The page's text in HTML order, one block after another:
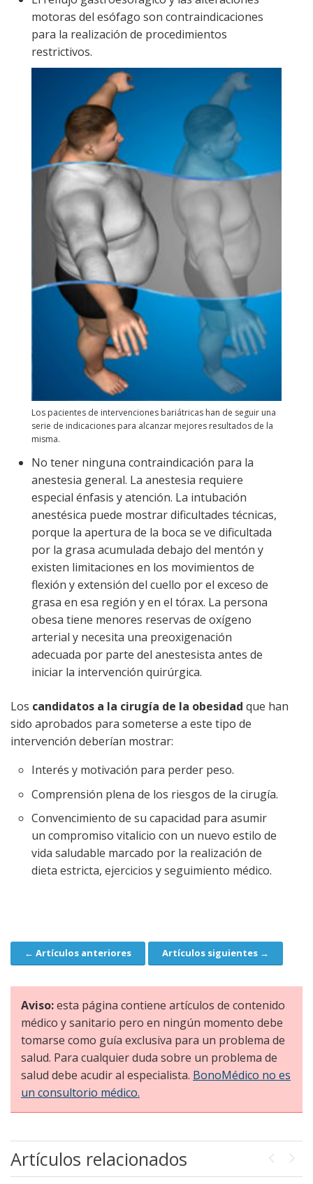
motoras del esófago son contraindicaciones
para la realización de procedimientos
restrictivos.
Los pacientes de intervenciones bariátricas han de seguir una
serie de indicaciones para alcanzar mejores resultados de la
misma.
No tener ninguna contraindicación para la
anestesia general. La anestesia requiere
especial énfasis y atención. La intubación
anestésica puede mostrar dificultades técnicas,
porque la apertura de la boca se ve dificultada
por la grasa acumulada debajo del mentón y
existen limitaciones en los movimientos de
flexión y extensión del cuello por el exceso de
grasa en esa región y en el tórax. La persona
obesa tiene menores reservas de oxígeno
arterial y necesita una preoxigenación
adecuada por parte del anestesista antes de
iniciar la intervención quirúrgica.
Los candidatos a la cirugía de la obesidad que han
sido aprobados para someterse a este tipo de
intervención deberían mostrar:
Interés y motivación para perder peso.
Comprensión plena de los riesgos de la cirugía.
Convencimiento de su capacidad para asumir
un compromiso vitalicio con un nuevo estilo de
vida saludable marcado por la realización de
dieta estricta, ejercicios y seguimiento médico.
Navegación
← Artículos anteriores Artículos siguientes →
Aviso:esta página contiene artículos de contenido
médico y sanitario pero en ningún momento debe
tomarse como guía exclusiva para un problema de
salud. Para cualquier duda sobre un problema de
salud debe acudir al especialista. BonoMédico no es
un consultorio médico.
Artículos relacionados